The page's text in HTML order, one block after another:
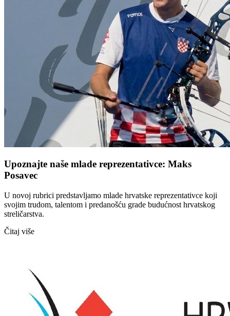
Upoznajte naše mlade reprezentativce: Maks
Posavec
U novoj rubrici predstavljamo mlade hrvatske reprezentativce koji
svojim trudom, talentom i predanošću grade budućnost hrvatskog
streličarstva.
Čitaj više